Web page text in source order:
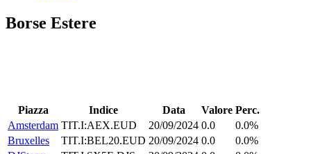
Borse Estere
Piazza Indice Data Valore Perc.
Amsterdam TIT.I:AEX.EUD 20/09/2024 0.0
0.0%
Bruxelles
TIT.I:BEL20.EUD 20/09/2024 0.0
0.0%